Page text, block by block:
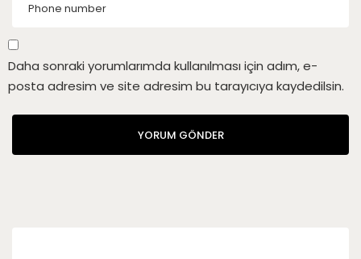
Daha sonraki yorumlarımda kullanılması için adım, e-
posta adresim ve site adresim bu tarayıcıya kaydedilsin.